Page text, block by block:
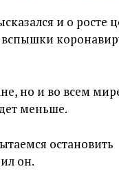
и о росте
но и во всем
меньше.
остановить
он.